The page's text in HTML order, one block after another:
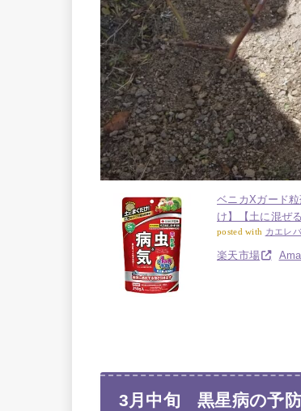
ベニカXガード
け】【土に混ぜ
posted with カエレバ
楽天市場
3月中旬 黒星病の予防